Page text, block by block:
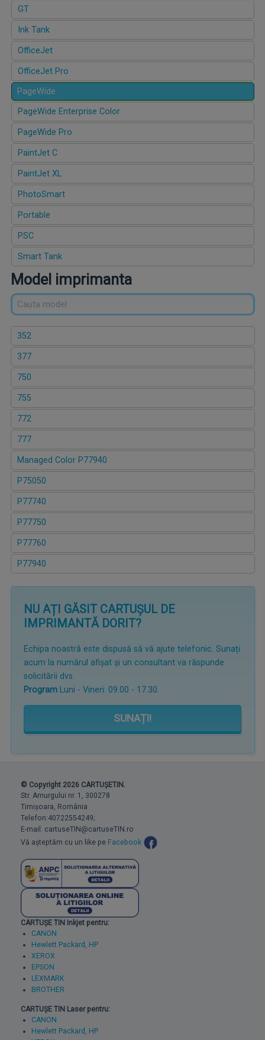
GT
Ink Tank
OfficeJet
OfficeJet Pro
PageWide
PageWide Enterprise Color
PageWide Pro
PaintJet C
PaintJet XL
PhotoSmart
Portable
PSC
Smart Tank
Model imprimanta
352
377
750
755
772
777
Managed Color P77940
P75050
P77740
P77750
P77760
P77940
NU AȚI GĂSIT CARTUȘUL DE
IMPRIMANTĂ DORIT?
Echipa noastră este dispusă să vă ajute telefonic. Sunați
acum la numărul afișat și un consultant va răspunde
solicitării dvs.
Program Luni - Vineri: 09.00 - 17.30.
SUNAȚI!
© Copyright 2026 CARTUȘETIN.
Str. Amurgului nr. 1, 300278
Timișoara, România
Telefon:40722554249;
E-mail: cartuseTIN@cartuseTIN.ro
Vă așteptăm cu un like pe Facebook
CARTUȘE TIN Inkjet pentru:
CANON
Hewlett Packard, HP
XEROX
EPSON
LEXMARK
BROTHER
CARTUȘE TIN Laser pentru:
CANON
Hewlett Packard, HP